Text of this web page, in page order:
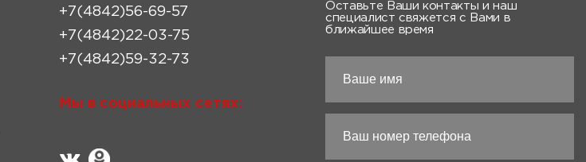
+7(4842)56-69-57
+7(4842)22-03-75
+7(4842)59-32-73
Мы в социальных сетях:
Оставьте Ваши контакты и наш
специалист свяжется с Вами в
ближайшее время